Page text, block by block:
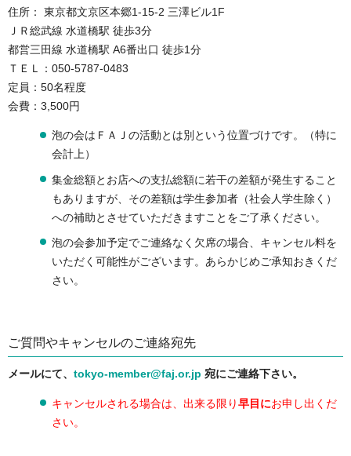
住所： 東京都文京区本郷1-15-2 三澤ビル1F
ＪＲ総武線 水道橋駅 徒歩3分
都営三田線 水道橋駅 A6番出口 徒歩1分
ＴＥＬ：050-5787-0483
定員：50名程度
会費：3,500円
泡の会はＦＡＪの活動とは別という位置づけです。（特に
会計上）
集金総額とお店への支払総額に若干の差額が発生すること
もありますが、その差額は学生参加者（社会人学生除く）
への補助とさせていただきますことをご了承ください。
泡の会参加予定でご連絡なく欠席の場合、キャンセル料を
いただく可能性がございます。あらかじめご承知おきくだ
さい。
ご質問やキャンセルのご連絡宛先
メールにて、 tokyo-member@faj.or.jp 宛にご連絡下さい。
キャンセルされる場合は、出来る限り早目にお申し出くだ
さい。